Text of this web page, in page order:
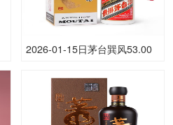
2026-01-15日茅台巽风53.00